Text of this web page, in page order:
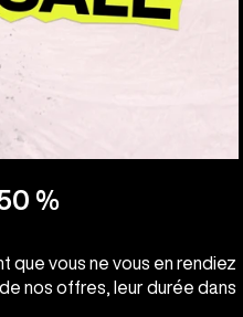
%
que vous ne vous en rendiez
nos offres, leur durée dans